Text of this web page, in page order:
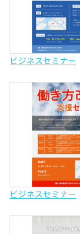
ビジネスセミナー
ビジネスセミナー